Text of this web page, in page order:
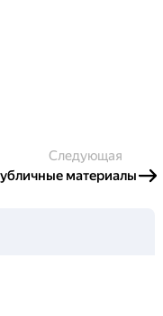
Следующая
материалы